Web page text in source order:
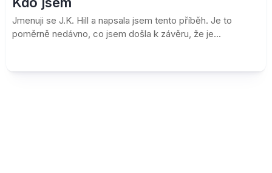
Jmenuji se J.K. Hill a napsala jsem tento příběh. Je to
poměrně nedávno, co jsem došla k závěru, že je...